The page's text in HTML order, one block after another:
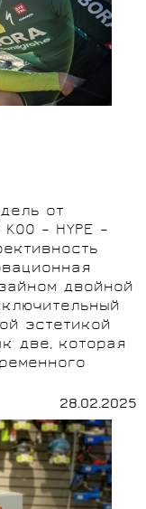
от
– HYPE –
двойной
эстетикой
две, которая
28.02.2025